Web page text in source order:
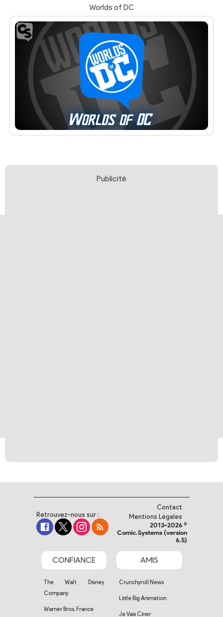
Worlds of DC
Publicité
Retrouvez-nous sur :
Contact
Mentions Légales
2013-2026 ©
Comic.Systems (version
6.5)
CONFIANCE
The Walt Disney
Company
Warner Bros. France
AMIS
Crunchyroll News
Little Big Animation
Je Vais Ciner